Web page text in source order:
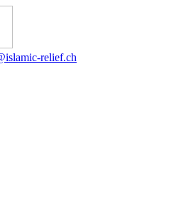
relief.ch